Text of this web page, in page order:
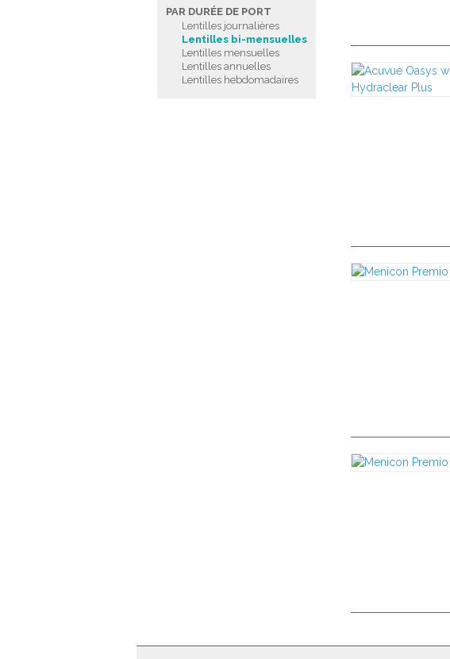
PAR DURÉE DE PORT
Lentilles journalières
Lentilles bi-mensuelles
Lentilles mensuelles
Lentilles annuelles
Lentilles hebdomadaires